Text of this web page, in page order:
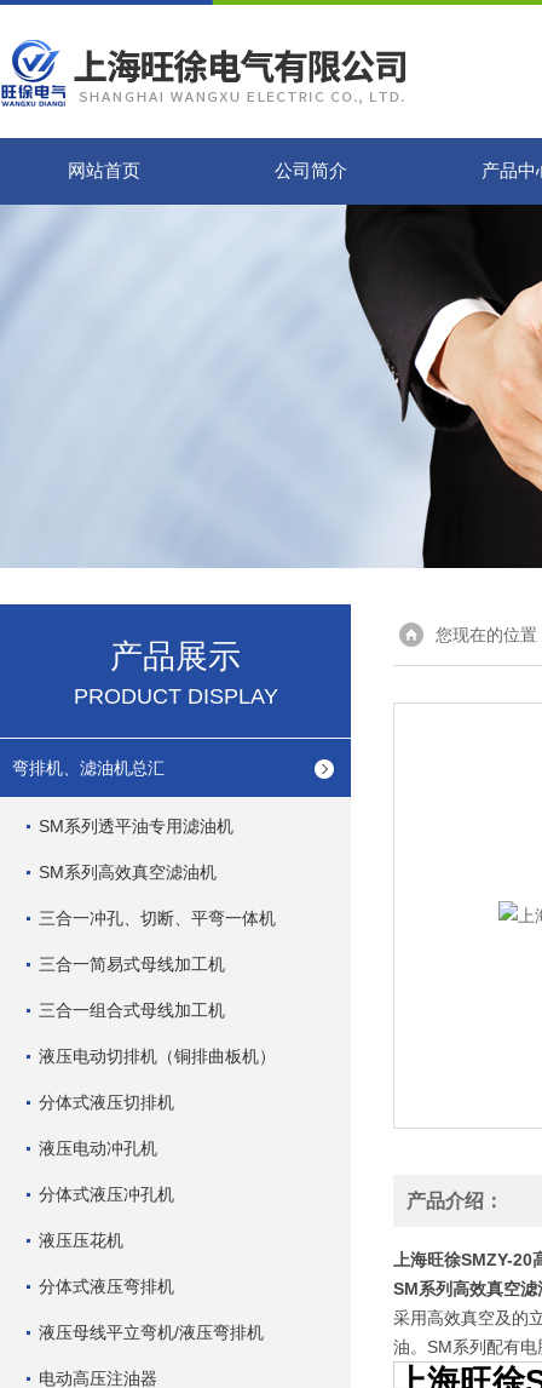
网站首页 公司简介 产品中
产品展示
PRODUCT DISPLAY
弯排机、滤油机总汇
SM系列透平油专用滤油机
SM系列高效真空滤油机
三合一冲孔、切断、平弯一体机
三合一简易式母线加工机
三合一组合式母线加工机
液压电动切排机（铜排曲板机）
分体式液压切排机
液压电动冲孔机
分体式液压冲孔机
液压压花机
分体式液压弯排机
液压母线平立弯机/液压弯排机
电动高压注油器
您现在的位置
产品介绍：
上海旺徐SMZY-
SM系列高效真空滤
采用高效真空及的
油。SM系列配有